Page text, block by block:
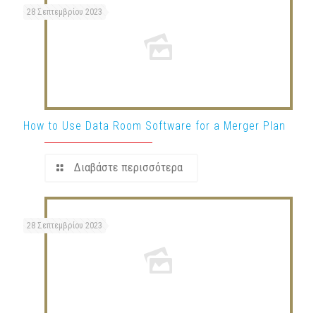
28 Σεπτεμβρίου 2023
How to Use Data Room Software for a Merger Plan
Διαβάστε περισσότερα
28 Σεπτεμβρίου 2023